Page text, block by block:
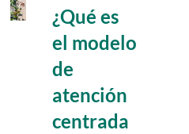
¿Qué es
el modelo
de
atención
centrada